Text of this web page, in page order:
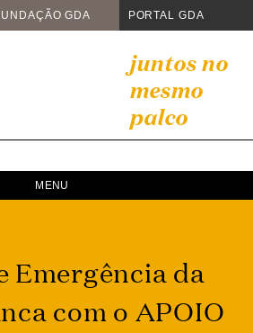
GDA PORTAL GDA
juntos no
mesmo
palco
Emergência da
com o APOIO